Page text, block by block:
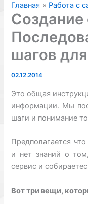
Главная Работа с
Создание
шагов
02.12.2014
Это общая
информации. Мы
шаги и понимание
Предполагается
и нет знаний о
сервис и
Вот три вещи,